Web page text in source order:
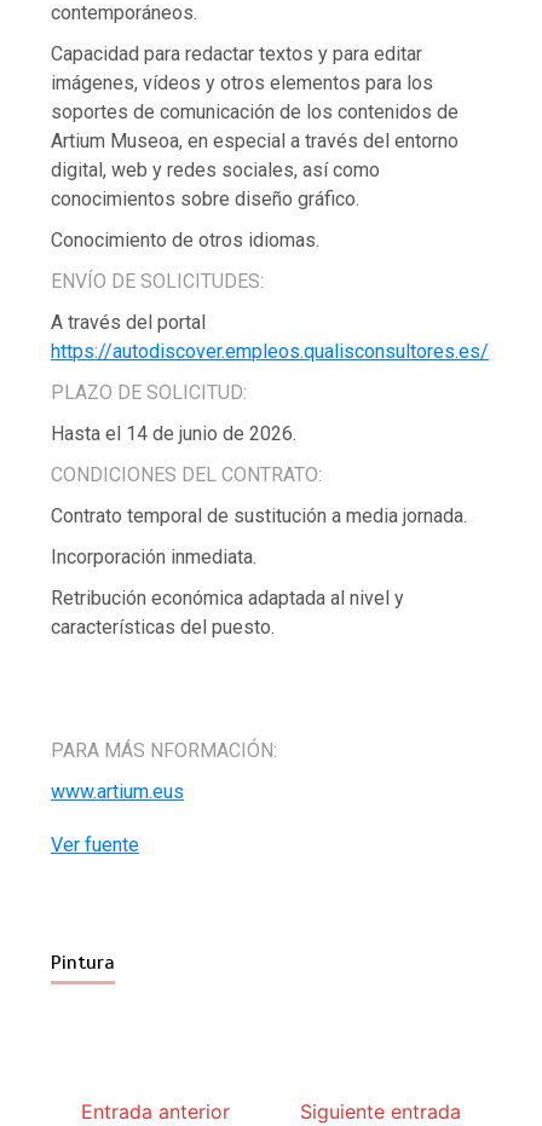
contemporáneos.
Capacidad para redactar textos y para editar
imágenes, vídeos y otros elementos para los
soportes de comunicación de los contenidos de
Artium Museoa, en especial a través del entorno
digital, web y redes sociales, así como
conocimientos sobre diseño gráfico.
Conocimiento de otros idiomas.
ENVÍO DE SOLICITUDES:
A través del portal
https://autodiscover.empleos.qualisconsultores.es/
PLAZO DE SOLICITUD:
Hasta el 14 de junio de 2026.
CONDICIONES DEL CONTRATO:
Contrato temporal de sustitución a media jornada.
Incorporación inmediata.
Retribución económica adaptada al nivel y
características del puesto.
PARA MÁS NFORMACIÓN:
www.artium.eus
Ver fuente
Pintura
Entrada anterior Siguiente entrada